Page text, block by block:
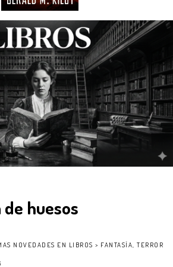
huesos
NOVEDADES EN LIBROS > FANTASÍA, TERROR